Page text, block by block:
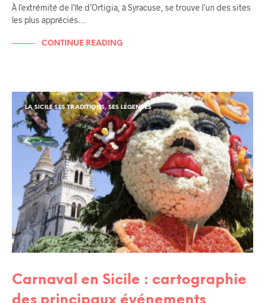
À l’extrémité de l’île d’Ortigia, à Syracuse, se trouve l’un des sites
les plus appréciés…
CONTINUE READING
LA SICILE SES TRADITIONS, SES LÉGENDES
Carnaval en Sicile : cartographie